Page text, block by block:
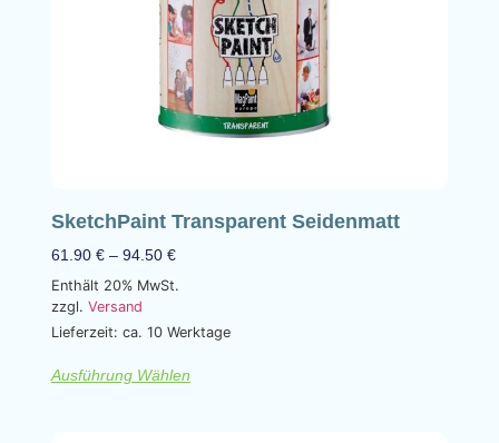
SketchPaint Transparent Seidenmatt
61.90 € – 94.50 €
Enthält 20% MwSt.
zzgl. Versand
Lieferzeit: ca. 10 Werktage
Ausführung Wählen